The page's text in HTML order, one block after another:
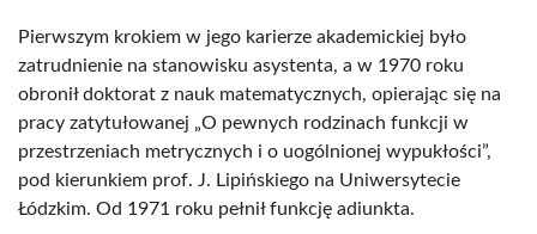
Pierwszym krokiem w jego karierze akademickiej było
zatrudnienie na stanowisku asystenta, a w 1970 roku
obronił doktorat z nauk matematycznych, opierając się na
pracy zatytułowanej „O pewnych rodzinach funkcji w
przestrzeniach metrycznych i o uogólnionej wypukłości”,
pod kierunkiem prof. J. Lipińskiego na Uniwersytecie
Łódzkim. Od 1971 roku pełnił funkcję adiunkta.